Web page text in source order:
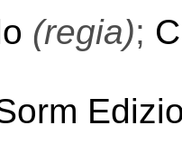
(regia);